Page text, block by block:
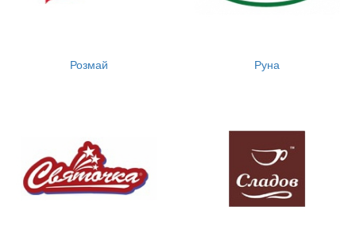
Розмай Руна